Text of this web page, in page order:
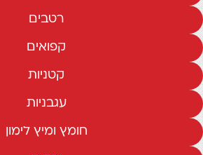
רטבים
קפואים
קטניות
עגבניות
חומץ ומיץ לימון